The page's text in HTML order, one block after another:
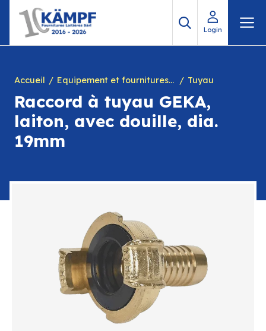
contenu
Login
Accueil Equipement et fournitures pour fromagerie Tuyau
Raccord à tuyau GEKA,
laiton, avec douille, dia.
19mm